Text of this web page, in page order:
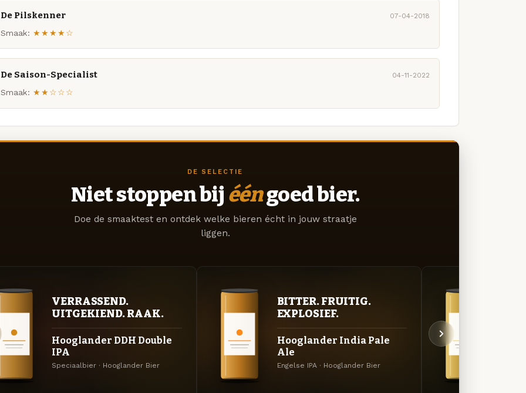
De Pilskenner 07-04-2018
Smaak: ★★★★☆
De Saison-Specialist 04-11-2022
Smaak: ★★☆☆☆
DE SELECTIE
Niet stoppen bij ééngoed bier.
Doe de smaaktest en ontdek welke bieren écht in jouw straatje
liggen.
VERRASSEND.
UITGEKIEND. RAAK.
Hooglander DDH Double
IPA
Speciaalbier · Hooglander Bier
BITTER. FRUITIG.
EXPLOSIEF.
Hooglander India Pale
Ale
Engelse IPA · Hooglander Bier